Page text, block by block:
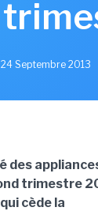
Septembre 2013
des
trimestre
cède la